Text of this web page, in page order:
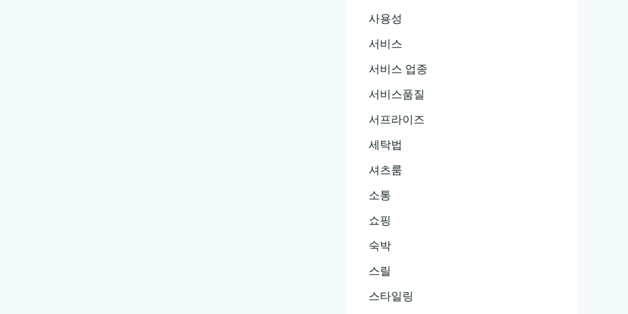
사용성
서비스
서비스 업종
서비스품질
서프라이즈
세탁법
셔츠룸
소통
쇼핑
숙박
스릴
스타일링